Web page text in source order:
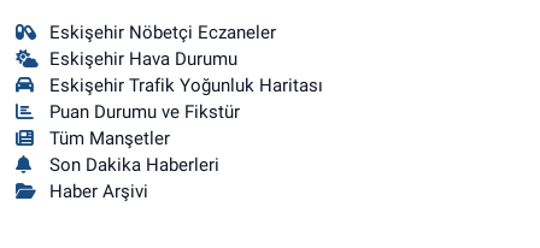
Eskişehir Nöbetçi Eczaneler
Eskişehir Hava Durumu
Eskişehir Trafik Yoğunluk Haritası
Puan Durumu ve Fikstür
Tüm Manşetler
Son Dakika Haberleri
Haber Arşivi